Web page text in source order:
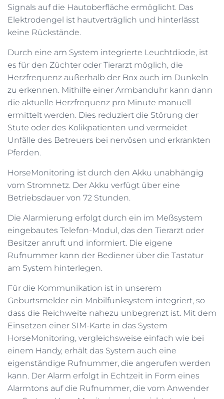
Signals auf die Hautoberfläche ermöglicht. Das
Elektrodengel ist hautverträglich und hinterlässt
keine Rückstände.
Durch eine am System integrierte Leuchtdiode, ist
es für den Züchter oder Tierarzt möglich, die
Herzfrequenz außerhalb der Box auch im Dunkeln
zu erkennen. Mithilfe einer Armbanduhr kann dann
die aktuelle Herzfrequenz pro Minute manuell
ermittelt werden. Dies reduziert die Störung der
Stute oder des Kolikpatienten und vermeidet
Unfälle des Betreuers bei nervösen und erkrankten
Pferden.
HorseMonitoring ist durch den Akku unabhängig
vom Stromnetz. Der Akku verfügt über eine
Betriebsdauer von 72 Stunden.
Die Alarmierung erfolgt durch ein im Meßsystem
eingebautes Telefon-Modul, das den Tierarzt oder
Besitzer anruft und informiert. Die eigene
Rufnummer kann der Bediener über die Tastatur
am System hinterlegen.
Für die Kommunikation ist in unserem
Geburtsmelder ein Mobilfunksystem integriert, so
dass die Reichweite nahezu unbegrenzt ist. Mit dem
Einsetzen einer SIM-Karte in das System
HorseMonitoring, vergleichsweise einfach wie bei
einem Handy, erhält das System auch eine
eigenständige Rufnummer, die angerufen werden
kann. Der Alarm erfolgt in Echtzeit in Form eines
Alarmtons auf die Rufnummer, die vom Anwender